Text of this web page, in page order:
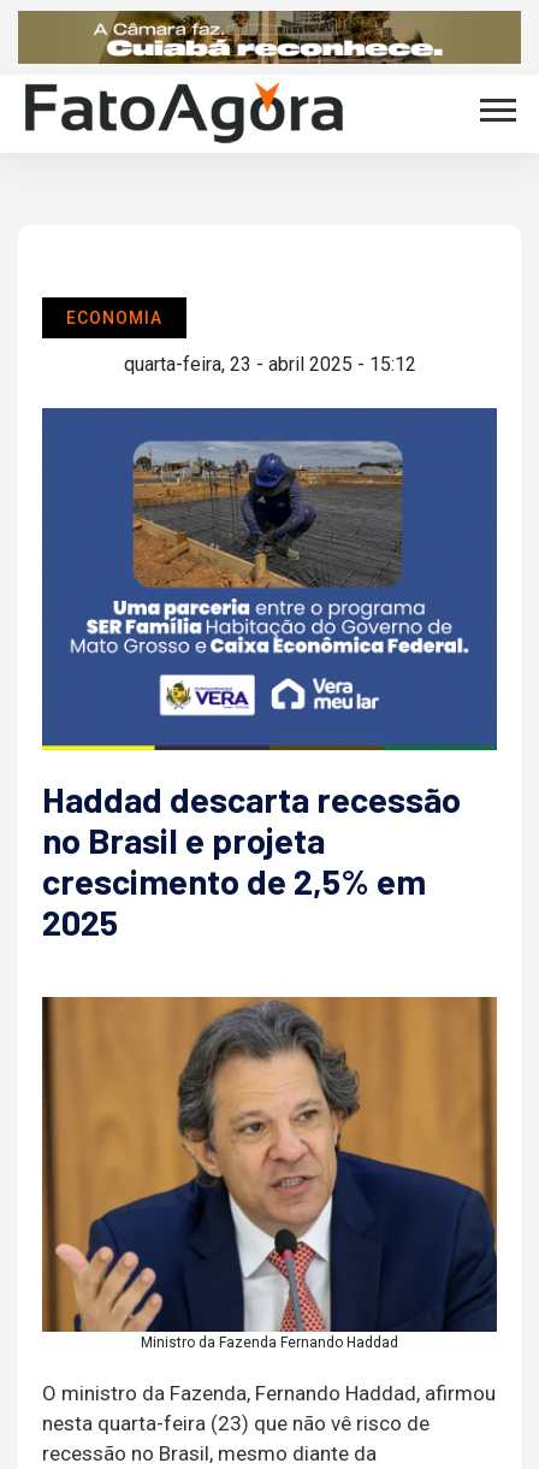
ECONOMIA
quarta-feira, 23 - abril 2025 - 15:12
Haddad descarta recessão
no Brasil e projeta
crescimento de 2,5% em
2025
Ministro da Fazenda Fernando Haddad
O ministro da Fazenda, Fernando Haddad, afirmou
nesta quarta-feira (23) que não vê risco de
recessão no Brasil, mesmo diante da